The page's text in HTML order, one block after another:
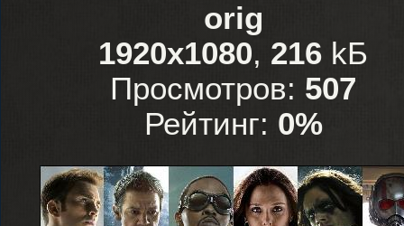
orig
1920x1080, 216 kБ
Просмотров: 507
Рейтинг: 0%